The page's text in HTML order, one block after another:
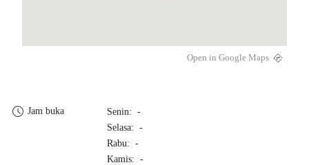
Open in Google Maps
Jam buka
Senin: -
Selasa: -
Rabu: -
Kamis: -